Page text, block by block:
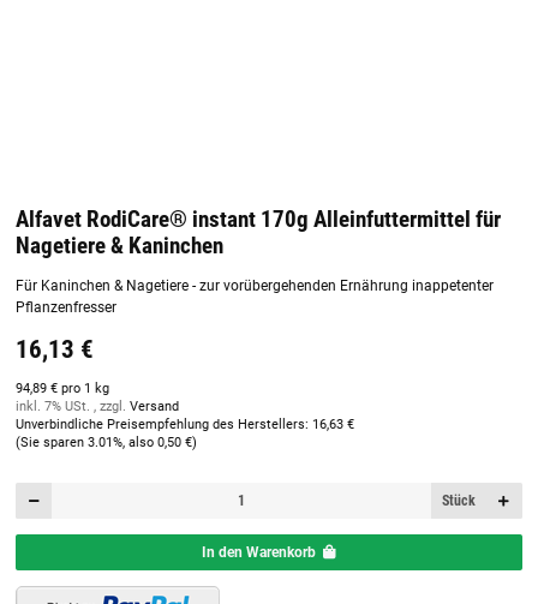
Alfavet RodiCare® instant 170g Alleinfuttermittel für
Nagetiere & Kaninchen
Für Kaninchen & Nagetiere - zur vorübergehenden Ernährung inappetenter
Pflanzenfresser
16,13 €
94,89 € pro 1 kg
inkl. 7% USt. , zzgl. Versand
Unverbindliche Preisempfehlung des Herstellers: 16,63 €
(Sie sparen 3.01%, also 0,50 €)
Stück
In den Warenkorb